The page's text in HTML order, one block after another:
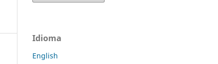
Idioma
English